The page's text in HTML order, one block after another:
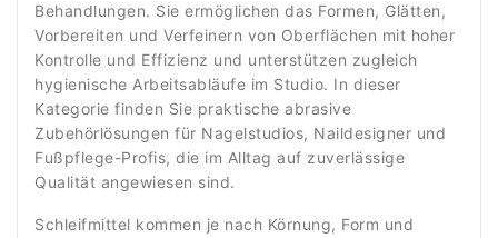
Behandlungen. Sie ermöglichen das Formen, Glätten,
Vorbereiten und Verfeinern von Oberflächen mit hoher
Kontrolle und Effizienz und unterstützen zugleich
hygienische Arbeitsabläufe im Studio. In dieser
Kategorie finden Sie praktische abrasive
Zubehörlösungen für Nagelstudios, Naildesigner und
Fußpflege-Profis, die im Alltag auf zuverlässige
Qualität angewiesen sind.
Schleifmittel kommen je nach Körnung, Form und